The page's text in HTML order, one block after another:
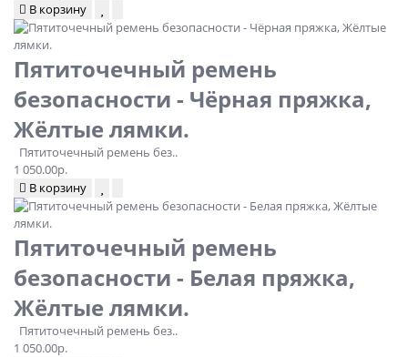
В корзину
Пятиточечный ремень
безопасности - Чёрная пряжка,
Жёлтые лямки.
Пятиточечный ремень без..
1 050.00р.
В корзину
Пятиточечный ремень
безопасности - Белая пряжка,
Жёлтые лямки.
Пятиточечный ремень без..
1 050.00р.